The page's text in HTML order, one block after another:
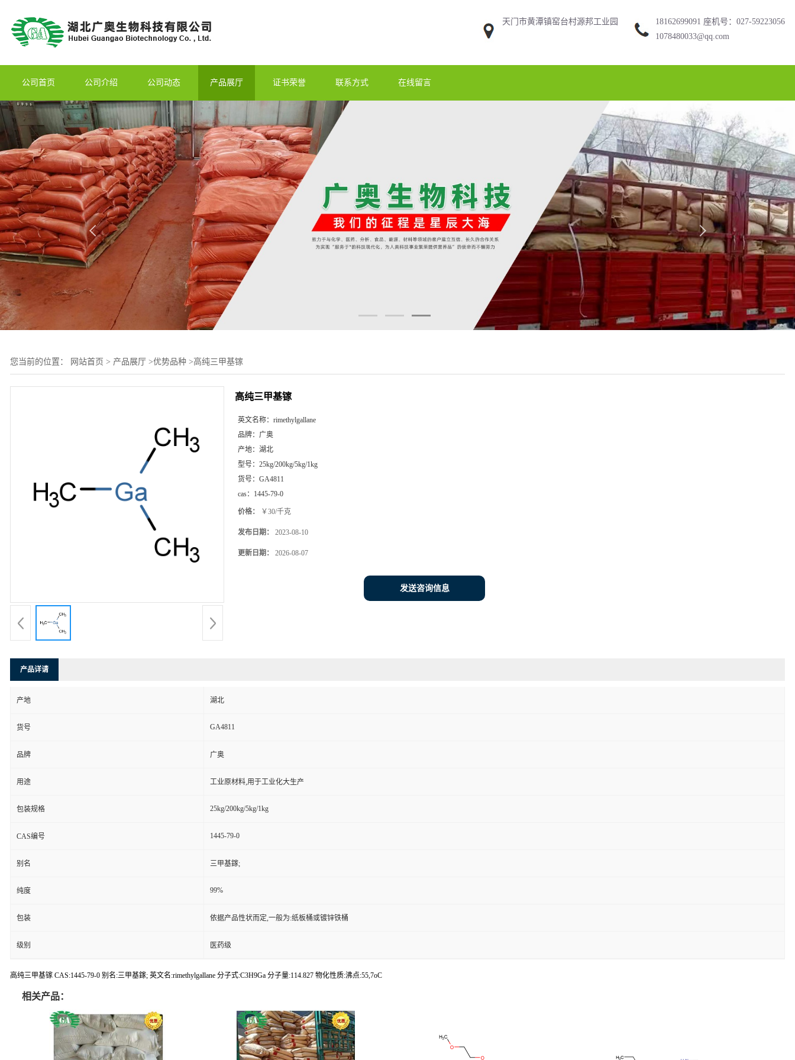
天门市黄潭镇窑台村源邦工业园
18162699091 座机号：027-59223056
1078480033@qq.com
公司首页 公司介绍 公司动态 产品展厅 证书荣誉 联系方式 在线留言
您当前的位置： 网站首页 > 产品展厅 >优势品种 >高纯三甲基镓
高纯三甲基镓
英文名称： rimethylgallane
品牌： 广奥
产地： 湖北
型号： 25kg/200kg/5kg/1kg
货号： GA4811
cas： 1445-79-0
价格： ￥30/千克
发布日期： 2023-08-10
更新日期： 2026-08-07
发送咨询信息
产品详请
产地 湖北
货号 GA4811
品牌 广奥
用途 工业原材料,用于工业化大生产
包装规格 25kg/200kg/5kg/1kg
CAS编号 1445-79-0
别名 三甲基鎵;
纯度 99%
包装 依据产品性状而定,一般为:纸板桶或镀锌铁桶
级别 医药级
高纯三甲基镓 CAS:1445-79-0 别名:三甲基鎵; 英文名:rimethylgallane 分子式:C3H9Ga 分子量:114.827 物化性质:沸点:55,7oC
相关产品：